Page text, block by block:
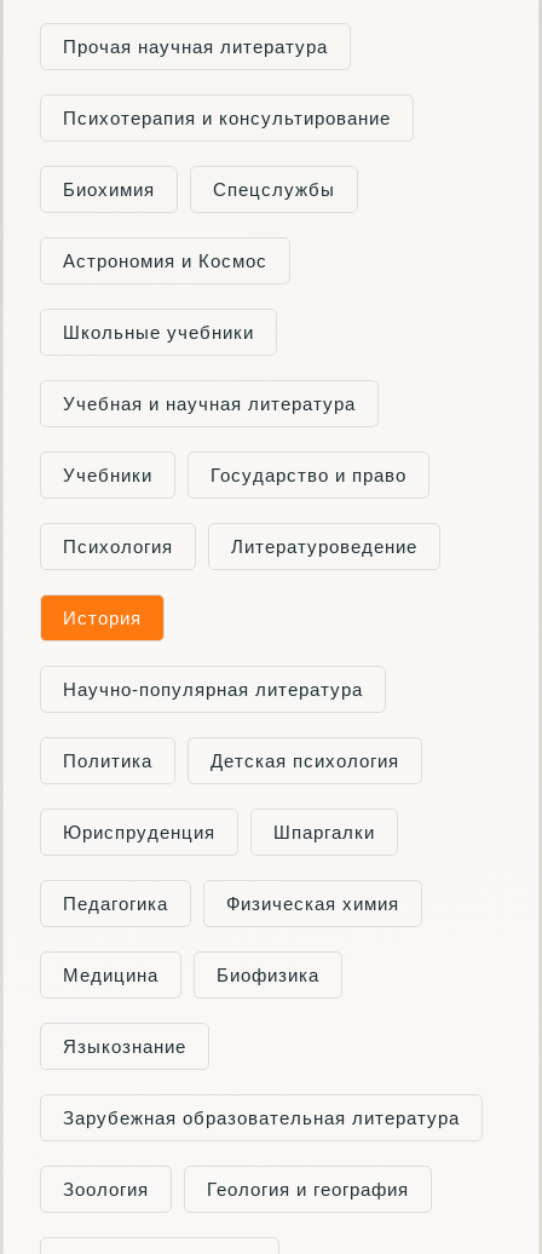
Прочая научная литература
Психотерапия и консультирование
Биохимия Cпецслужбы
Астрономия и Космос
Школьные учебники
Учебная и научная литература
Учебники Государство и право
Психология Литературоведение
История
Научно-популярная литература
Политика Детская психология
Юриспруденция Шпаргалки
Педагогика Физическая химия
Медицина Биофизика
Языкознание
Зарубежная образовательная литература
Зоология Геология и география